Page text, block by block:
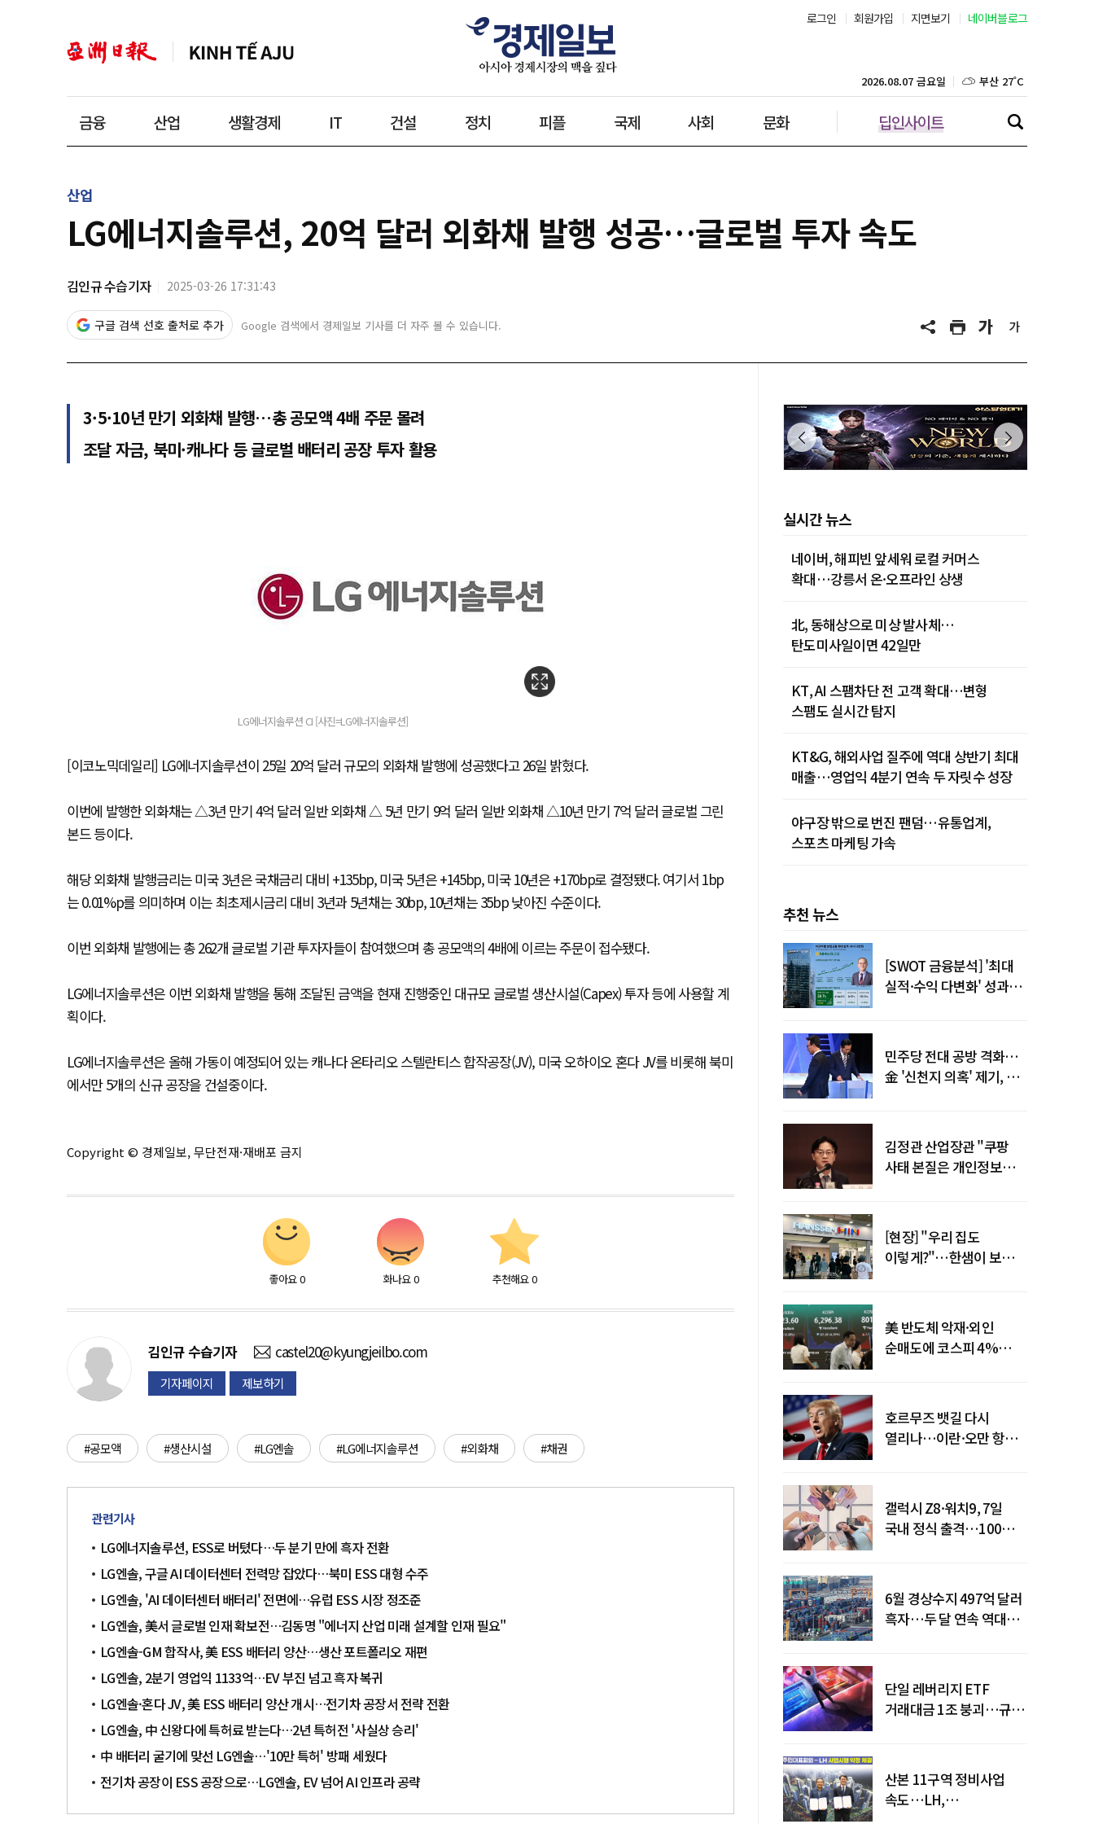
로그인 회원가입 지면보기 네이버블로그
금융 산업 생활경제 IT 건설 정치 피플 국제 사회 문화 딥인사이트
2026.08.07 금요일 대구 25˚C
인천 28˚C
제주 28˚C
산업
LG에너지솔루션, 20억 달러 외화채 발행 성공…글로벌 투자 속도
김인규 수습기자 2025-03-26 17:31:43
구글 검색 선호 출처로 추가 Google 검색에서 경제일보 기사를 더 자주 볼 수 있습니다.
3·5·10년 만기 외화채 발행…총 공모액 4배 주문 몰려
조달 자금, 북미·캐나다 등 글로벌 배터리 공장 투자 활용
LG에너지솔루션 CI [사진=LG에너지솔루션]
[이코노믹데일리] LG에너지솔루션이 25일 20억 달러 규모의 외화채 발행에 성공했다고 26일 밝혔다.
이번에 발행한 외화채는 △3년 만기 4억 달러 일반 외화채 △ 5년 만기 9억 달러 일반 외화채 △10년 만기 7억 달러 글로벌 그린
본드 등이다.
해당 외화채 발행금리는 미국 3년은 국채금리 대비 +135bp, 미국 5년은 +145bp, 미국 10년은 +170bp로 결정됐다. 여기서 1bp
는 0.01%p를 의미하며 이는 최초제시금리 대비 3년과 5년채는 30bp, 10년채는 35bp 낮아진 수준이다.
이번 외화채 발행에는 총 262개 글로벌 기관 투자자들이 참여했으며 총 공모액의 4배에 이르는 주문이 접수됐다.
LG에너지솔루션은 이번 외화채 발행을 통해 조달된 금액을 현재 진행중인 대규모 글로벌 생산시설(Capex) 투자 등에 사용할 계
획이다.
LG에너지솔루션은 올해 가동이 예정되어 있는 캐나다 온타리오 스텔란티스 합작공장(JV), 미국 오하이오 혼다 JV를 비롯해 북미
에서만 5개의 신규 공장을 건설중이다.
Copyright © 경제일보, 무단전재·재배포 금지
좋아요 0 화나요 0 추천해요 0
김인규 수습기자 castel20@kyungjeilbo.com
기자페이지 제보하기
#공모액 #생산시설 #LG엔솔 #LG에너지솔루션 #외화채 #채권
관련기사
LG에너지솔루션, ESS로 버텼다…두 분기 만에 흑자 전환
LG엔솔, 구글 AI 데이터센터 전력망 잡았다…북미 ESS 대형 수주
LG엔솔, 'AI 데이터센터 배터리' 전면에…유럽 ESS 시장 정조준
LG엔솔, 美서 글로벌 인재 확보전…김동명 "에너지 산업 미래 설계할 인재 필요"
LG엔솔-GM 합작사, 美 ESS 배터리 양산…생산 포트폴리오 재편
LG엔솔, 2분기 영업익 1133억…EV 부진 넘고 흑자 복귀
LG엔솔·혼다 JV, 美 ESS 배터리 양산 개시…전기차 공장서 전략 전환
LG엔솔, 中 신왕다에 특허료 받는다…2년 특허전 '사실상 승리'
中 배터리 굴기에 맞선 LG엔솔…'10만 특허' 방패 세웠다
전기차 공장이 ESS 공장으로…LG엔솔, EV 넘어 AI 인프라 공략
실시간 뉴스
네이버, 해피빈 앞세워 로컬 커머스
확대…강릉서 온·오프라인 상생
北, 동해상으로 미상 발사체…
탄도미사일이면 42일만
KT, AI 스팸차단 전 고객 확대…변형
스팸도 실시간 탐지
KT&G, 해외사업 질주에 역대 상반기 최대
매출…영업익 4분기 연속 두 자릿수 성장
야구장 밖으로 번진 팬덤…유통업계,
스포츠 마케팅 가속
추천 뉴스
[SWOT 금융분석] '최대
실적·수익 다변화' 성과…
민주당 전대 공방 격화…
金 '신천지 의혹' 제기, 鄭
김정관 산업장관 "쿠팡
사태 본질은 개인정보
[현장] "우리 집도
이렇게?"…한샘이 보여준
美 반도체 악재·외인
순매도에 코스피 4%
호르무즈 뱃길 다시
열리나…이란·오만 항로
갤럭시 Z8·워치9, 7일
국내 정식 출격…100개국
6월 경상수지 497억 달러
흑자…두 달 연속 역대
단일 레버리지 ETF
거래대금 1조 붕괴…규제
산본 11구역 정비사업
속도…LH,